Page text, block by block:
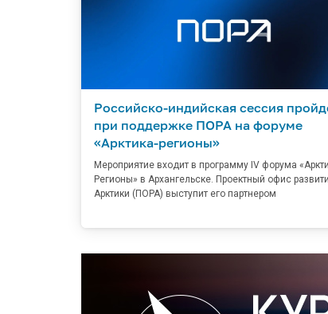
Российско-индийская сессия
при поддержке ПОРА на форуме
«Арктика-регионы»
Мероприятие входит в программу IV форума
Регионы» в Архангельске. Проектный офис
Арктики (ПОРА) выступит его партнером